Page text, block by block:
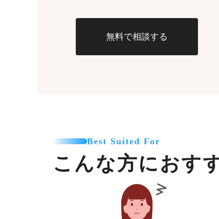
無料で相談する
Best Suited For
こんな方におす